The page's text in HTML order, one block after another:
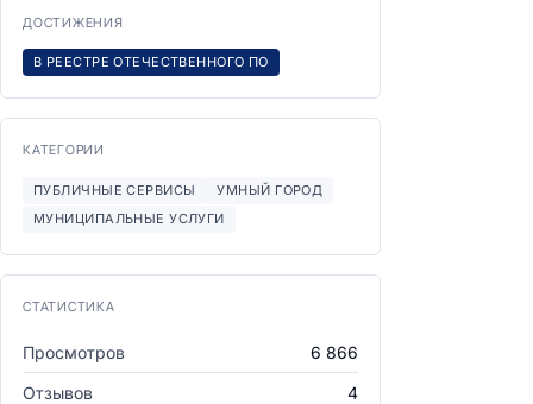
ДОСТИЖЕНИЯ
В РЕЕСТРЕ ОТЕЧЕСТВЕННОГО ПО
КАТЕГОРИИ
ПУБЛИЧНЫЕ СЕРВИСЫ
УМНЫЙ ГОРОД
МУНИЦИПАЛЬНЫЕ УСЛУГИ
СТАТИСТИКА
Просмотров
6 866
Отзывов
4